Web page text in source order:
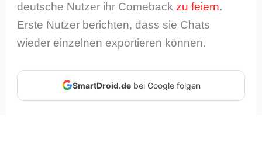
deutsche Nutzer ihr Comebackzu feiern.
Erste Nutzer berichten, dass sie Chats
wieder einzelnen exportieren können.
SmartDroid.debei Google folgen